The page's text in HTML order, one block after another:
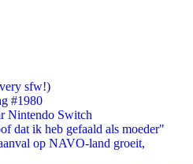
sfw!)
#1980
Nintendo Switch
dat ik heb gefaald als moeder"
op NAVO-land groeit,